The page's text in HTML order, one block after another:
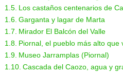
Los castaños centenarios de
Garganta y lagar de Marta
Mirador El Balcón del Valle
Piornal, el pueblo más alto que
Museo Jarramplas (Piornal)
Cascada del Caozo, agua y